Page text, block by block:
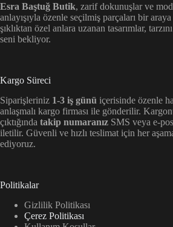
Esra Baştuğ Butik, zarif dokunuşlar ve
anlayışıyla özenle seçilmiş parçaları bir
şıklıktan özel anlara uzanan tasarımlar,
seni bekliyor.
Kargo Süreci
Siparişleriniz 1-3 iş günü içerisinde özenle
anlaşmalı kargo firması ile gönderilir.
çıktığında takip numaranız SMS veya e-
iletilir. Güvenli ve hızlı teslimat için her
ediyoruz.
Politikalar
Gizlilik Politikası
Çerez Politikası